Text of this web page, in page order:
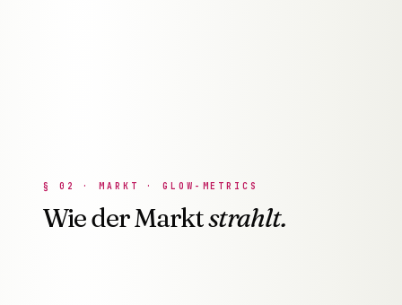
§ 02 ·MARKT · GLOW-METRICS
Wie der Marktstrahlt.